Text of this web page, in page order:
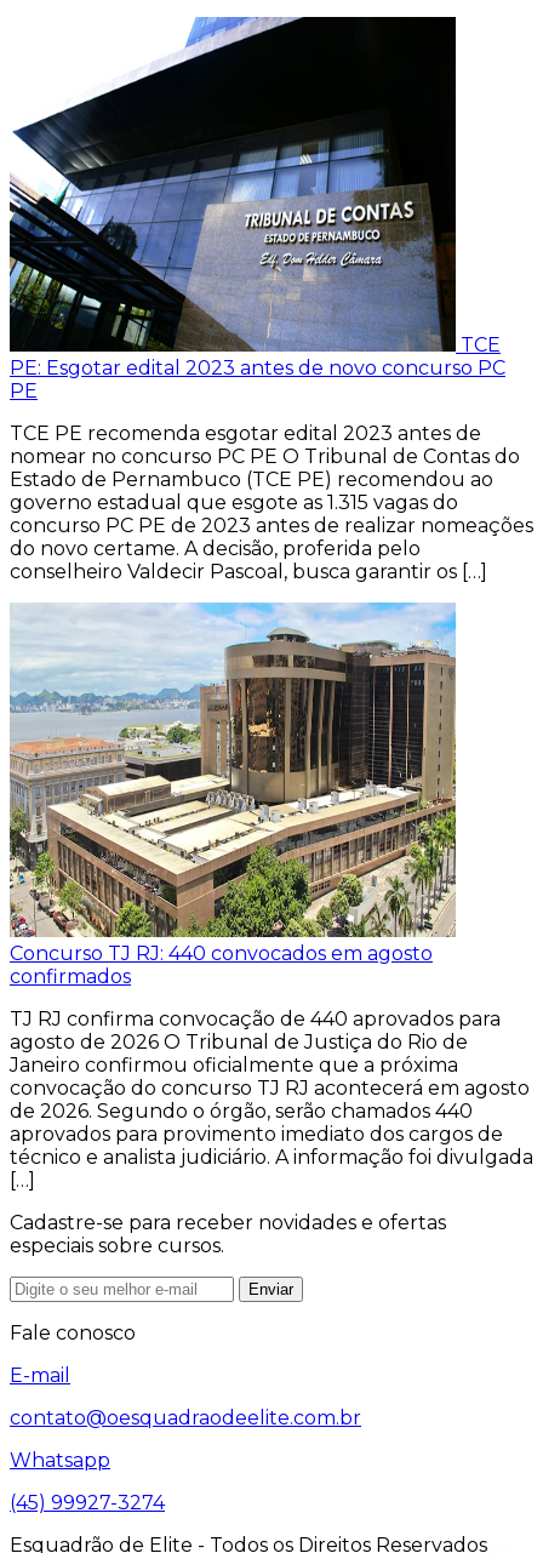
TCE
PE: Esgotar edital 2023 antes de novo concurso PC
PE
TCE PE recomenda esgotar edital 2023 antes de
nomear no concurso PC PE O Tribunal de Contas do
Estado de Pernambuco (TCE PE) recomendou ao
governo estadual que esgote as 1.315 vagas do
concurso PC PE de 2023 antes de realizar nomeações
do novo certame. A decisão, proferida pelo
conselheiro Valdecir Pascoal, busca garantir os […]
Concurso TJ RJ: 440 convocados em agosto
confirmados
TJ RJ confirma convocação de 440 aprovados para
agosto de 2026 O Tribunal de Justiça do Rio de
Janeiro confirmou oficialmente que a próxima
convocação do concurso TJ RJ acontecerá em agosto
de 2026. Segundo o órgão, serão chamados 440
aprovados para provimento imediato dos cargos de
técnico e analista judiciário. A informação foi divulgada
[…]
Cadastre-se para receber novidades e ofertas
especiais sobre cursos.
Enviar
Fale conosco
E-mail
contato@oesquadraodeelite.com.br
Whatsapp
(45) 99927-3274
Esquadrão de Elite - Todos os Direitos Reservados